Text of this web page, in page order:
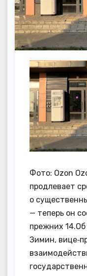
Фото: Ozon
продлевает
о
— теперь он
прежних
Зимин,